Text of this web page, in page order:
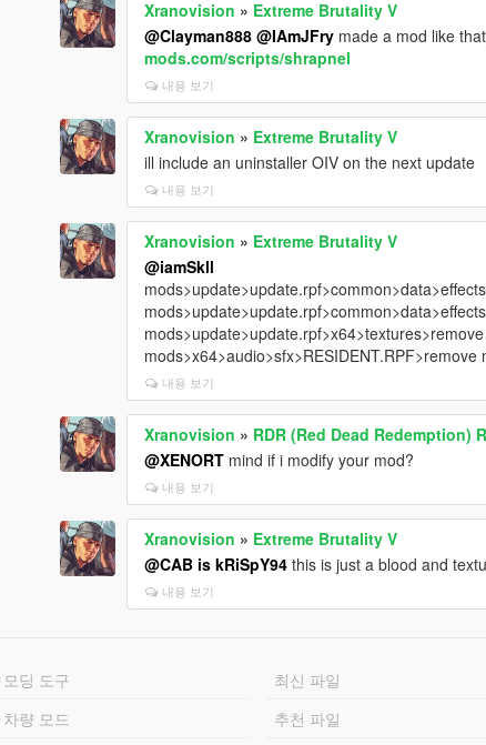
Xranovision » Extreme Brutality V
@Clayman888 @IAmJFry made a mod like
mods.com/scripts/shrapnel
내용 보기
Xranovision » Extreme Brutality V
ill include an uninstaller OIV on the next update
내용 보기
Xranovision » Extreme Brutality V
@iamSkll
mods>x64>audio>sfx>RESIDENT.RPF>remove
내용 보기
Xranovision » RDR (Red Dead
@XENORT mind if i modify your mod?
내용 보기
Xranovision » Extreme Brutality V
@CAB is kRiSpY94 this is just a blood and
내용 보기
딩 도구
량 모드
최신 파일
추천 파일